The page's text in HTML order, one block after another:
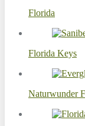
Florida
Florida Keys
Naturwunder